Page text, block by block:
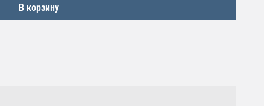
В корзину